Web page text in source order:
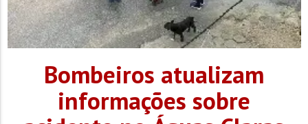
Bombeiros atualizam
informações sobre